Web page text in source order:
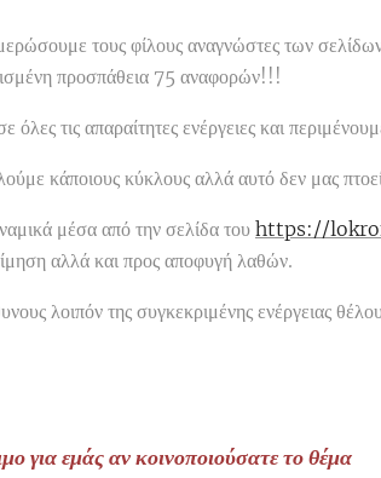
τους φίλους αναγνώστες των
προσπάθεια 75 αναφορών!!!
όλες τις απαραίτητες ενέργειες και
κάποιους κύκλους αλλά αυτό δεν μας
μέσα από την σελίδα του https://
αλλά και προς αποφυγή λαθών.
λοιπόν της συγκεκριμένης ενέργειας
για εμάς αν κοινοποιούσατε το θέμα